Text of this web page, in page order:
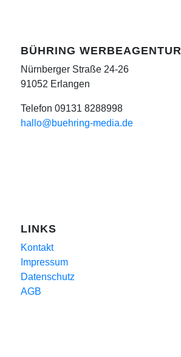
BÜHRING WERBEAGENTUR
Nürnberger Straße 24-26
91052 Erlangen
Telefon 09131 8288998
hallo@buehring-media.de
LINKS
Kontakt
Impressum
Datenschutz
AGB